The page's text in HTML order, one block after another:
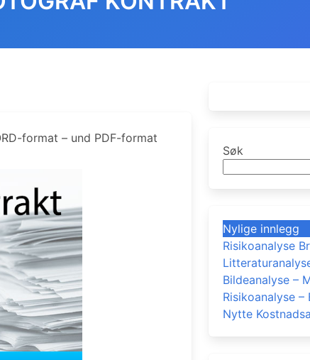
format – und PDF-format
Søk
Nylige innlegg
Risikoanalyse
Bildeanalyse –
Risikoanalyse
Nytte